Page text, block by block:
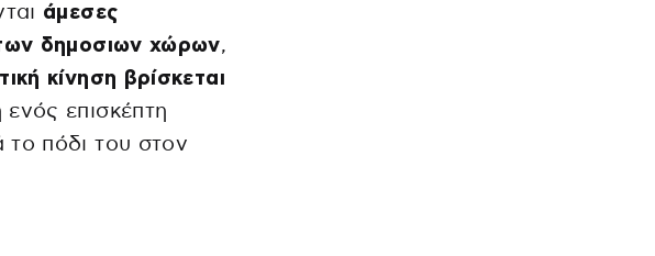
άμεσες
δημοσιων χώρων,
κίνηση βρίσκεται
επισκέπτη
το πόδι του στον